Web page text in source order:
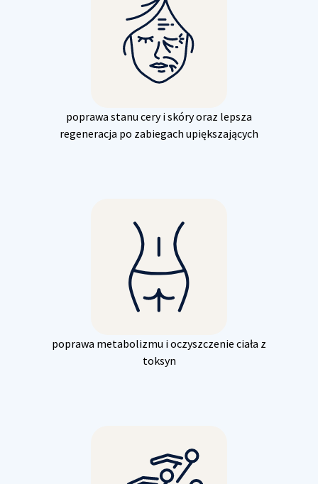
poprawa stanu cery i skóry oraz lepsza
regeneracja po zabiegach upiększających
poprawa metabolizmu i oczyszczenie ciała z
toksyn